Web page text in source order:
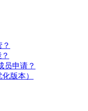
员申请？
版本）